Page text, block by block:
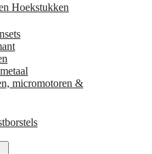
Hoekstukken
micromotoren &